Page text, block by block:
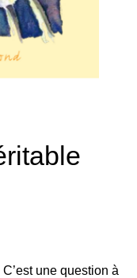
une question à